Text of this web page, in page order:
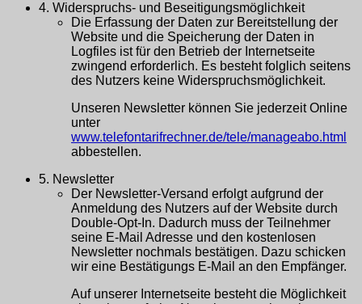
4. Widerspruchs- und Beseitigungsmöglichkeit
Die Erfassung der Daten zur Bereitstellung der
Website und die Speicherung der Daten in
Logfiles ist für den Betrieb der Internetseite
zwingend erforderlich. Es besteht folglich seitens
des Nutzers keine Widerspruchsmöglichkeit.
Unseren Newsletter können Sie jederzeit Online
unter
www.telefontarifrechner.de/tele/manageabo.html
abbestellen.
5. Newsletter
Der Newsletter-Versand erfolgt aufgrund der
Anmeldung des Nutzers auf der Website durch
Double-Opt-In. Dadurch muss der Teilnehmer
seine E-Mail Adresse und den kostenlosen
Newsletter nochmals bestätigen. Dazu schicken
wir eine Bestätigungs E-Mail an den Empfänger.
Auf unserer Internetseite besteht die Möglichkeit